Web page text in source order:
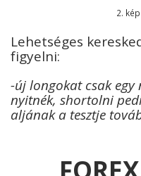
2.
Lehetséges
figyelni:
-új longokat csak
nyitnék, shortolni
aljának a tesztje